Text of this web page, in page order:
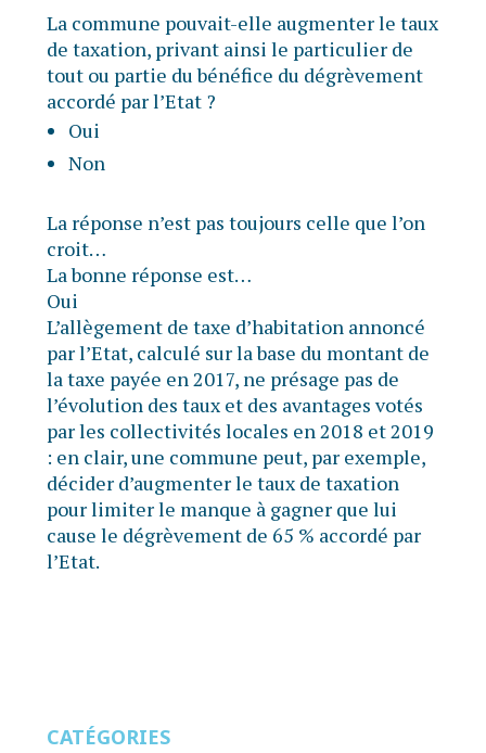
La commune pouvait-elle augmenter le taux
de taxation, privant ainsi le particulier de
tout ou partie du bénéfice du dégrèvement
accordé par l’Etat ?
Oui
Non
La réponse n’est pas toujours celle que l’on
croit…
La bonne réponse est…
Oui
L’allègement de taxe d’habitation annoncé
par l’Etat, calculé sur la base du montant de
la taxe payée en 2017, ne présage pas de
l’évolution des taux et des avantages votés
par les collectivités locales en 2018 et 2019
: en clair, une commune peut, par exemple,
décider d’augmenter le taux de taxation
pour limiter le manque à gagner que lui
cause le dégrèvement de 65 % accordé par
l’Etat.
CATÉGORIES